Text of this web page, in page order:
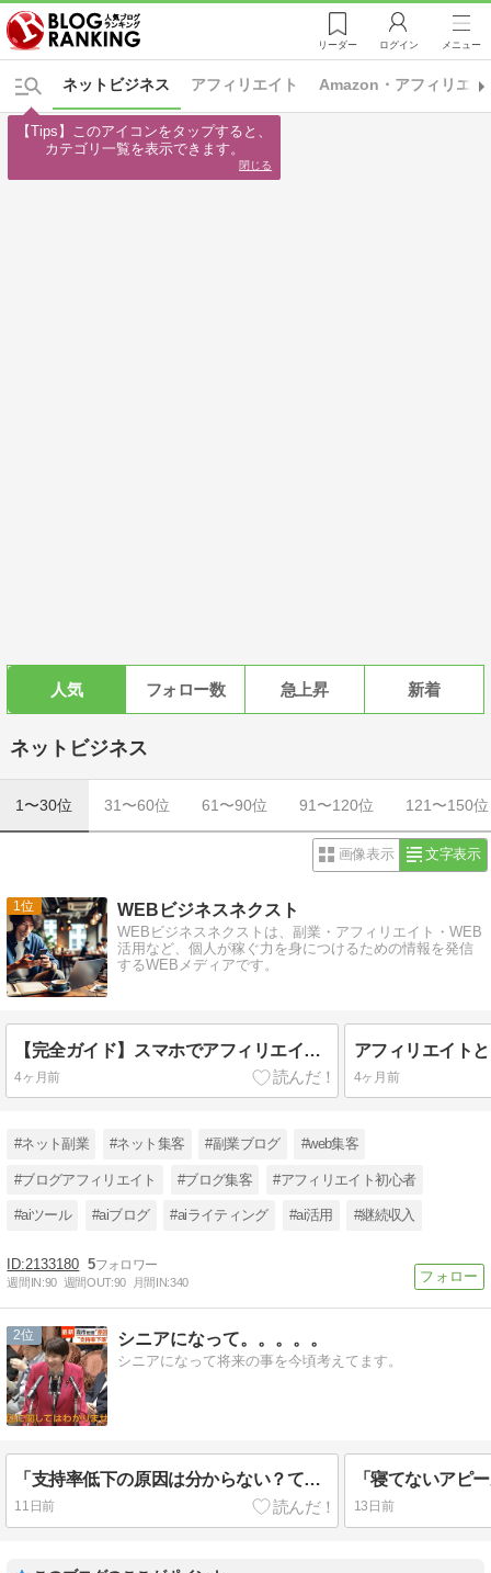
リーダー ログイン メニュー
アフィリエイト Amazon・アフィリエイ
ネットビジネス
人気 フォロー数 急上昇 新着
ネットビジネス
1〜30位 31〜60位 61〜90位 91〜120位 121〜150位
画像表示 文字表示
1 WEBビジネスネクスト
WEBビジネスネクストは、副業・アフィリエイト・WEB
活用など、個人が稼ぐ力を身につけるための情報を発信
するWEBメディアです。
【完全ガイド】スマホでアフィリエイトの始め方！初心者が月5万稼ぐ方法と注意点
4ヶ月前 4ヶ月前
#ネット副業 #ネット集客 #副業ブログ #web集客
#ブログアフィリエイト #ブログ集客 #アフィリエイト初心者
#aiツール #aiブログ #aiライティング #ai活用 #継続収入
2133180 5
週間IN:90 週間OUT:90 月間IN:340
2 シニアになって。。。。。
シニアになって将来の事を今頃考えてます。
「支持率低下の原因は分からない？て事は国民の為に何をやったら良いのかわからんって事じゃん」
11日前 13日前
【Tips】このアイコンをタップすると、
カテゴリ一覧を表示できます。
閉じる